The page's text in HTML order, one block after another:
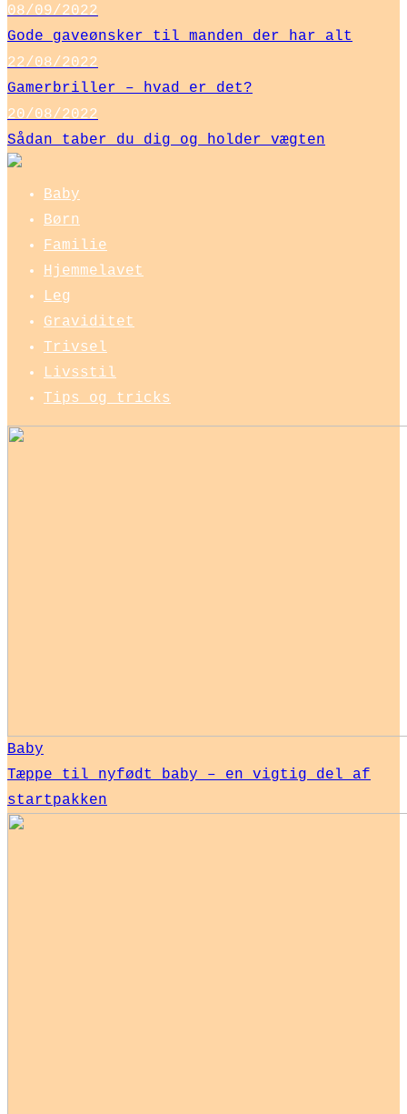
08/09/2022
Gode gaveønsker til manden der har alt
22/08/2022
Gamerbriller – hvad er det?
20/08/2022
Sådan taber du dig og holder vægten
Baby
Børn
Familie
Hjemmelavet
Leg
Graviditet
Trivsel
Livsstil
Tips og tricks
Baby
Tæppe til nyfødt baby – en vigtig del af
startpakken